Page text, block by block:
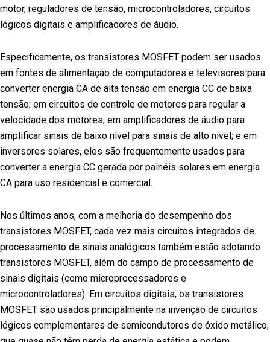
motor, reguladores de tensão, microcontroladores, circuitos
lógicos digitais e amplificadores de áudio.
Especificamente, os transistores MOSFET podem ser usados
em fontes de alimentação de computadores e televisores para
converter energia CA de alta tensão em energia CC de baixa
tensão; em circuitos de controle de motores para regular a
velocidade dos motores; em amplificadores de áudio para
amplificar sinais de baixo nível para sinais de alto nível; e em
inversores solares, eles são frequentemente usados para
converter a energia CC gerada por painéis solares em energia
CA para uso residencial e comercial.
Nos últimos anos, com a melhoria do desempenho dos
transistores MOSFET, cada vez mais circuitos integrados de
processamento de sinais analógicos também estão adotando
transistores MOSFET, além do campo de processamento de
sinais digitais (como microprocessadores e
microcontroladores). Em circuitos digitais, os transistores
MOSFET são usados principalmente na invenção de circuitos
lógicos complementares de semicondutores de óxido metálico,